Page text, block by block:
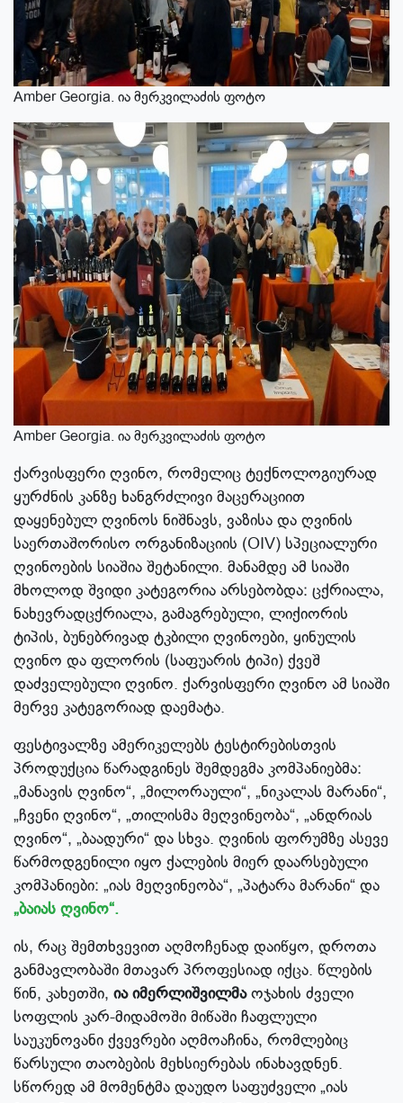
Amber Georgia. ია მერკვილაძის ფოტო
Amber Georgia. ია მერკვილაძის ფოტო
ქარვისფერი ღვინო, რომელიც ტექნოლოგიურად
ყურძნის კანზე ხანგრძლივი მაცერაციით
დაყენებულ ღვინოს ნიშნავს, ვაზისა და ღვინის
საერთაშორისო ორგანიზაციის (OIV) სპეციალური
ღვინოების სიაშია შეტანილი. მანამდე ამ სიაში
მხოლოდ შვიდი კატეგორია არსებობდა: ცქრიალა,
ნახევრადცქრიალა, გამაგრებული, ლიქიორის
ტიპის, ბუნებრივად ტკბილი ღვინოები, ყინულის
ღვინო და ფლორის (საფუარის ტიპი) ქვეშ
დაძველებული ღვინო. ქარვისფერი ღვინო ამ სიაში
მერვე კატეგორიად დაემატა.
ფესტივალზე ამერიკელებს ტესტირებისთვის
პროდუქცია წარადგინეს შემდეგმა კომპანიებმა:
„მანავის ღვინო“, „მილორაული“, „ნიკალას მარანი“,
„ჩვენი ღვინო“, „თილისმა მეღვინეობა“, „ანდრიას
ღვინო“, „ბაადური“ და სხვა. ღვინის ფორუმზე ასევე
წარმოდგენილი იყო ქალების მიერ დაარსებული
კომპანიები: „იას მეღვინეობა“, „პატარა მარანი“ და
„ბაიას ღვინო“.
ის, რაც შემთხვევით აღმოჩენად დაიწყო, დროთა
განმავლობაში მთავარ პროფესიად იქცა. წლების
წინ, კახეთში, ია იმერლიშვილმაოჯახის ძველი
სოფლის კარ-მიდამოში მიწაში ჩაფლული
საუკუნოვანი ქვევრები აღმოაჩინა, რომლებიც
წარსული თაობების მეხსიერებას ინახავდნენ.
სწორედ ამ მომენტმა დაუდო საფუძველი „იას